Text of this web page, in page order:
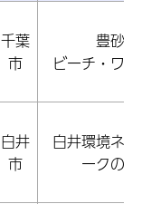
千葉
市
豊砂
ビーチ・ワ
白井
市
白井環境ネ
ークの会